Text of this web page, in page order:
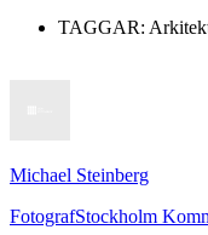
TAGGAR:
Michael Steinberg
FotografStockholm